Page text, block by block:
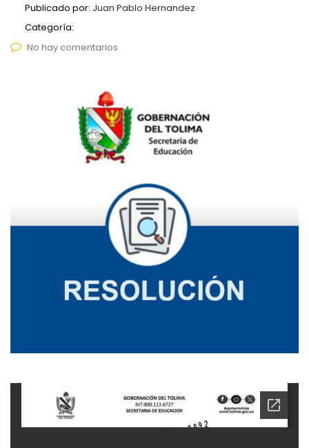
Publicado por: Juan Pablo Hernandez
Categoría:
No hay comentarios